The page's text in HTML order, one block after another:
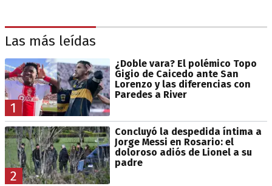
Las más leídas
1
¿Doble vara? El polémico Topo
Gigio de Caicedo ante San
Lorenzo y las diferencias con
Paredes a River
2
Concluyó la despedida íntima a
Jorge Messi en Rosario: el
doloroso adiós de Lionel a su
padre